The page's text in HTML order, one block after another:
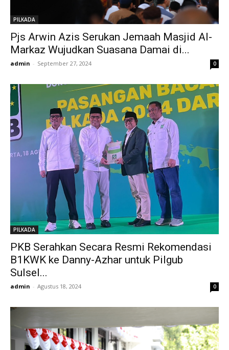
PILKADA
Pjs Arwin Azis Serukan Jemaah Masjid Al-
Markaz Wujudkan Suasana Damai di...
admin - September 27, 2024 0
PILKADA
PKB Serahkan Secara Resmi Rekomendasi
B1KWK ke Danny-Azhar untuk Pilgub
Sulsel...
admin - Agustus 18, 2024 0